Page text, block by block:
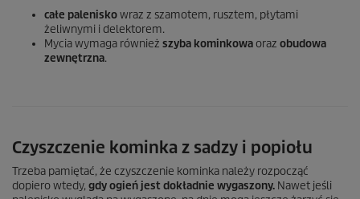
całe paleniskowraz z szamotem, rusztem, płytami
żeliwnymi i delektorem.
Mycia wymaga również szyba kominkowaoraz obudowa
zewnętrzna.
Czyszczenie kominka z sadzy i popiołu
Trzeba pamiętać, że czyszczenie kominka należy rozpocząć
dopiero wtedy, gdy ogień jest dokładnie wygaszony. Nawet jeśli